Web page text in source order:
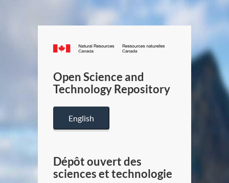
Canada.ca
/
Canada
Open Science and
Technology Repository
English
Dépôt ouvert des
sciences et technologie